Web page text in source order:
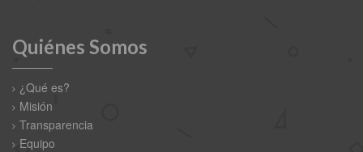
Quiénes Somos
¿Qué es?
Misión
Transparencia
Equipo